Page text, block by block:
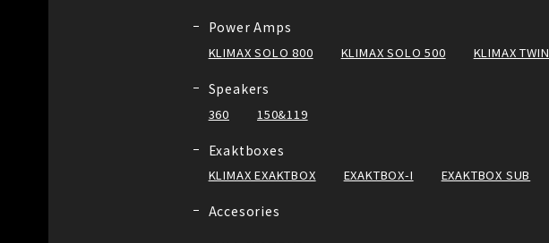
Power Amps
KLIMAX SOLO 800 KLIMAX SOLO 500 KLIMAX TWIN
Speakers
360 150&119
Exaktboxes
KLIMAX EXAKTBOX EXAKTBOX-I EXAKTBOX SUB
Accesories